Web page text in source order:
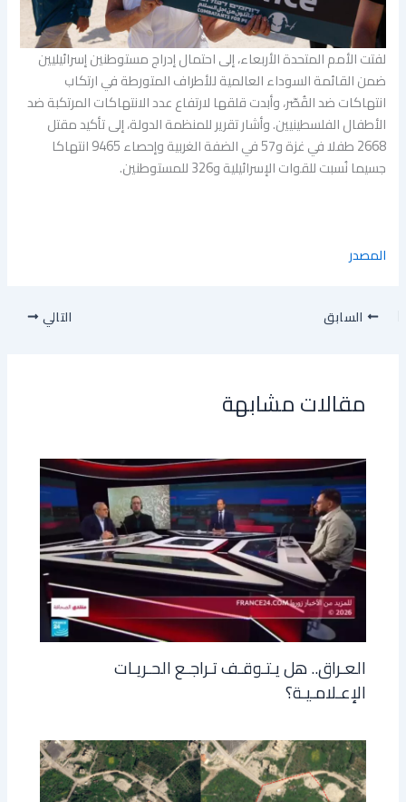
لفتت الأمم المتحدة الأربعاء، إلى احتمال إدراج مستوطنين إسرائيليين
ضمن القائمة السوداء العالمية للأطراف المتورطة في ارتكاب
انتهاكات ضد القُصّر، وأبدت قلقها لارتفاع عدد الانتهاكات المرتكبة ضد
الأطفال الفلسطينيين. وأشار تقرير للمنظمة الدولة، إلى تأكيد مقتل
2668 طفلا في غزة و57 في الضفة الغربية وإحصاء 9465 انتهاكا
جسيما نُسبت للقوات الإسرائيلية و326 للمستوطنين.
المصدر
السابق التالي
مقالات مشابهة
العـراق.. هل يـتـوقـف تـراجـع الحـريـات
الإعـلامـيـة؟